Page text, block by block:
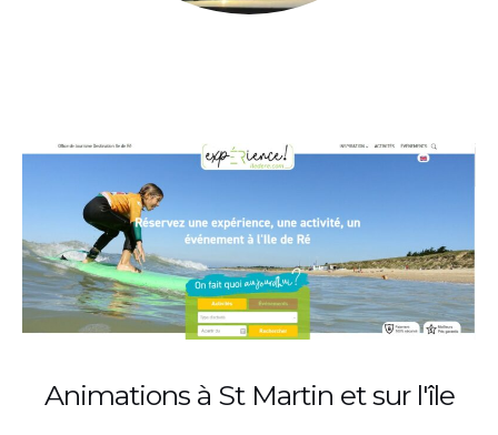
Animations à St Martin et sur l'île